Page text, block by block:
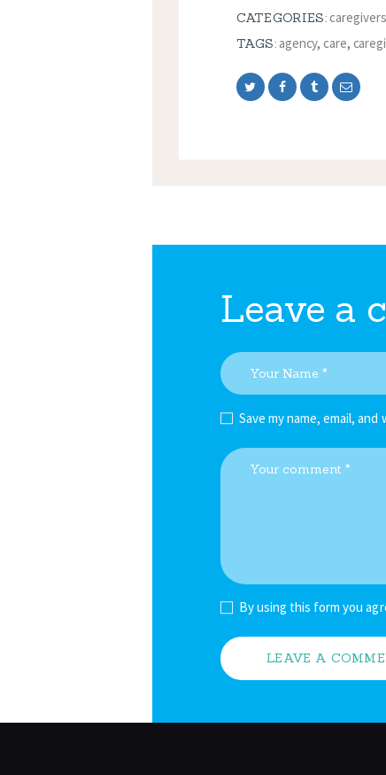
CATEGORIES:caregivers
TAGS: agency,care,
Leave a
Save my name, email,
By using this form you